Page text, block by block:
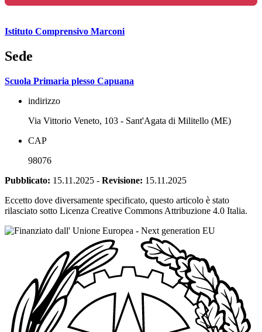
Istituto Comprensivo Marconi
Sede
Scuola Primaria plesso Capuana
indirizzo
Via Vittorio Veneto, 103 - Sant'Agata di Militello (ME)
CAP
98076
Pubblicato: 15.11.2025 - Revisione: 15.11.2025
Eccetto dove diversamente specificato, questo articolo è stato
rilasciato sotto Licenza Creative Commons Attribuzione 4.0 Italia.